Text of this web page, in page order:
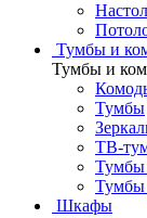
Тумбы и
Тумбы и
Тумбы
ТВ-
Тумбы
Тумбы
Шкафы